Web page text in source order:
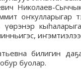
Николаев-
оҥкулларыгар
билигин
буолар.